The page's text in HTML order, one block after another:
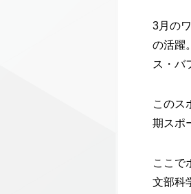
3月の
の活躍
ス・バ
このス
期スポ
ここで
文部科